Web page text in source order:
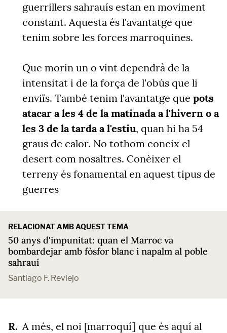
guerrillers sahrauís estan en moviment
constant. Aquesta és l'avantatge que
tenim sobre les forces marroquines.
Que morin un o vint dependrà de la
intensitat i de la força de l'obús que li
enviïs. També tenim l'avantatge que pots
atacar a les 4 de la matinada a l'hivern o a
les 3 de la tarda a l'estiu, quan hi ha 54
graus de calor. No tothom coneix el
desert com nosaltres. Conèixer el
terreny és fonamental en aquest tipus de
guerres
RELACIONAT AMB AQUEST TEMA
50 anys d'impunitat: quan el Marroc va
bombardejar amb fòsfor blanc i napalm al poble
sahrauí
Santiago F. Reviejo
A més, el noi [marroquí] que és aquí al